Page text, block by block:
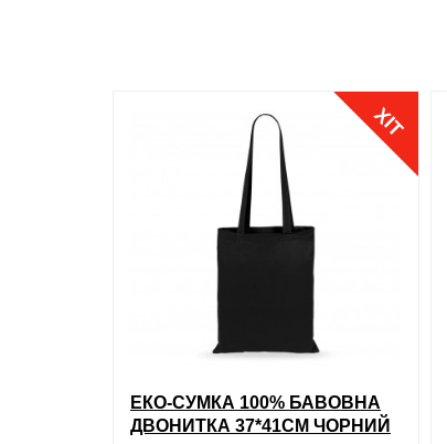
Зелений
ХІТ
ЕКО-СУМКА 100% БАВОВНА
ДВОНИТКА 37*41СМ ЧОРНИЙ